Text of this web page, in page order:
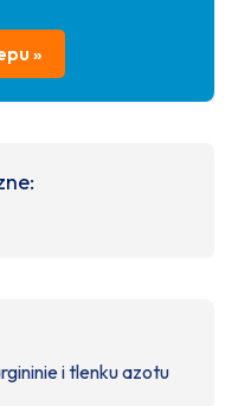
»
i tlenku azotu